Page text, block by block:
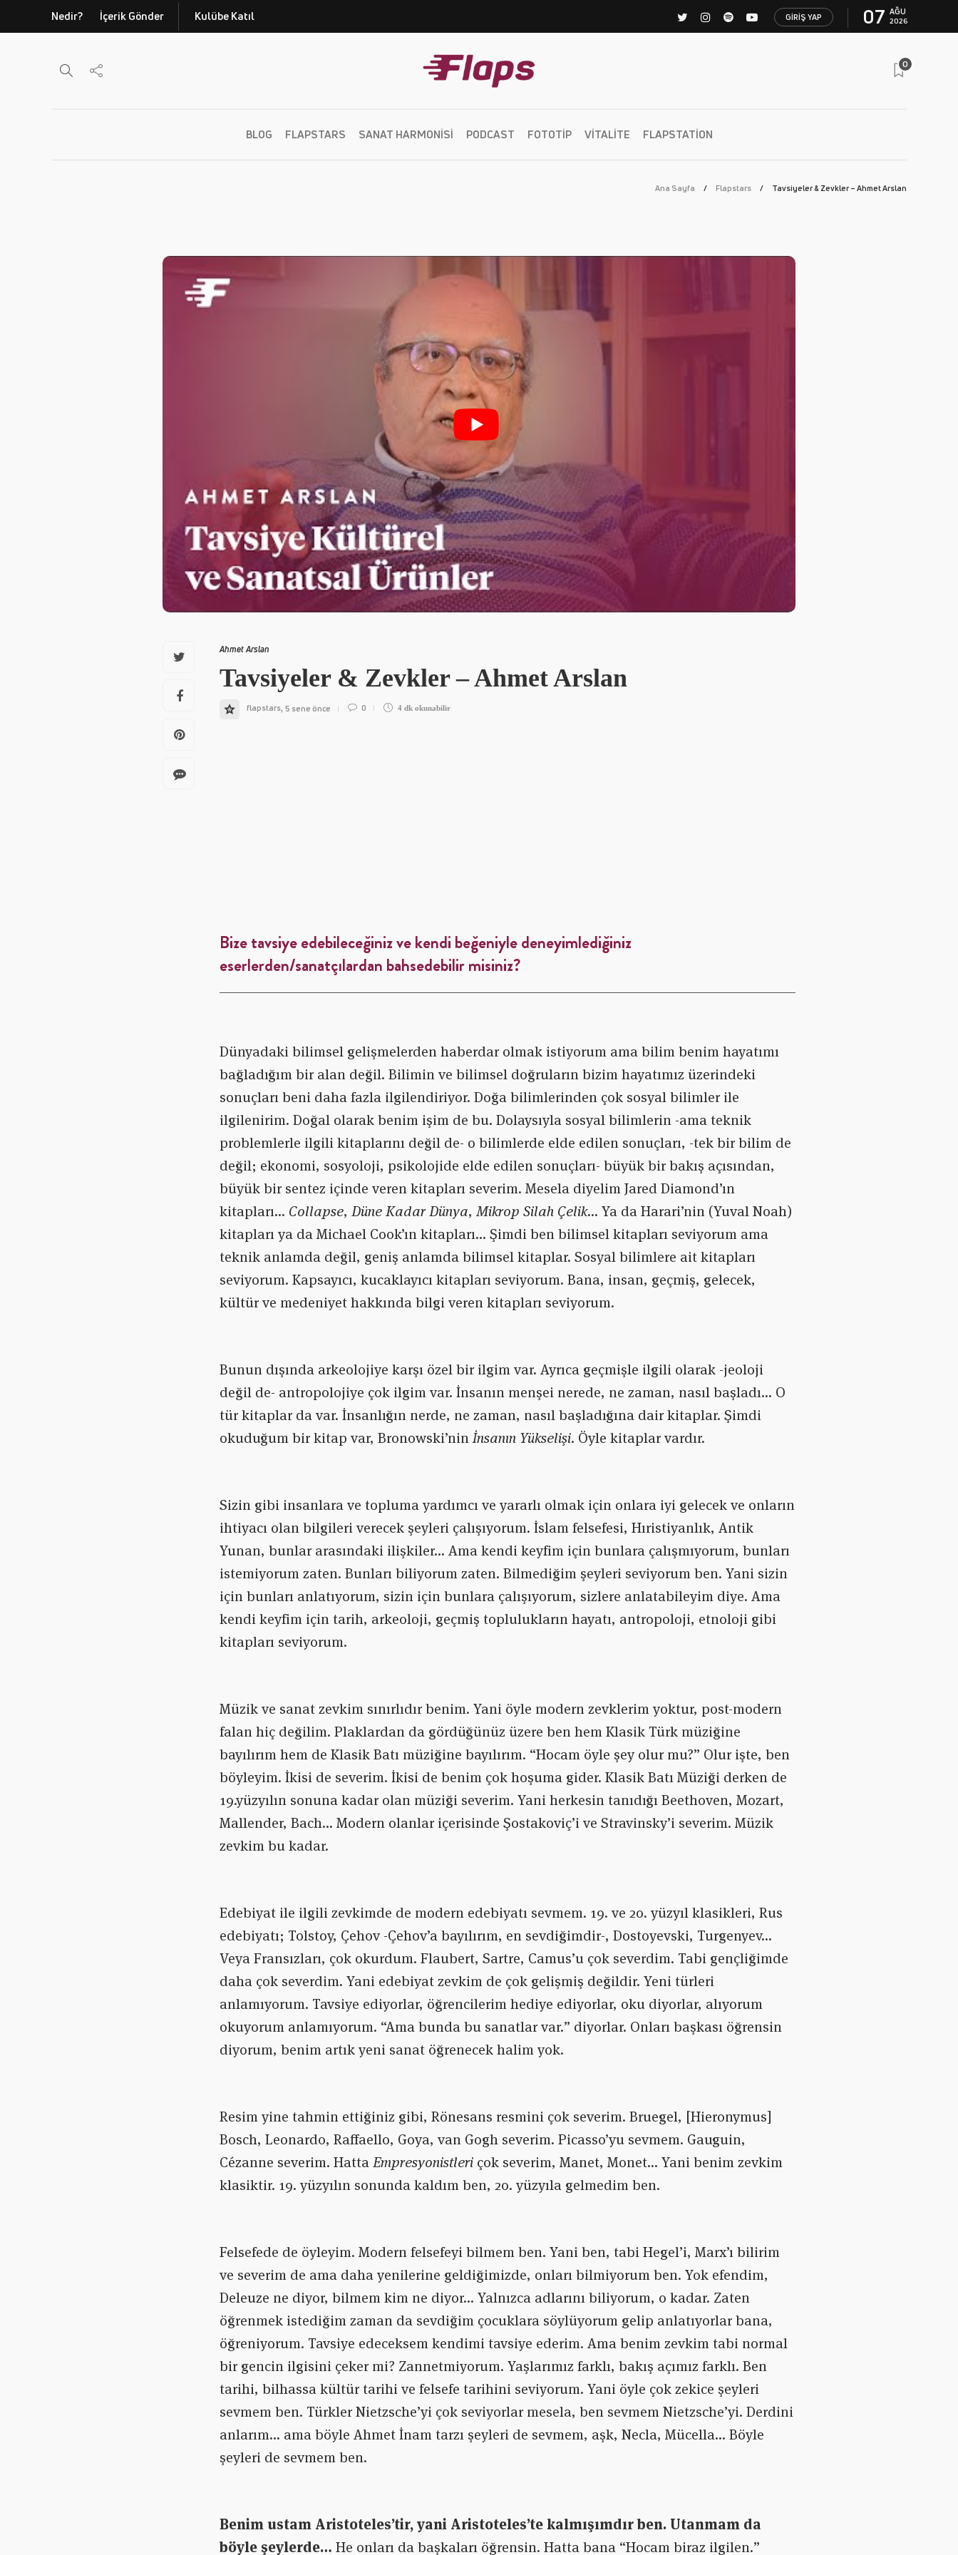
Nedir? İçerik Gönder Kulübe Katıl GIRIŞ YAP 07 AĞU
2026
0
BLOG FLAPSTARS SANAT HARMONISI PODCAST FOTOTIP VITALITE FLAPSTATION
Ana Sayfa Flapstars Tavsiyeler & Zevkler – Ahmet Arslan
Ahmet Arslan
Tavsiyeler & Zevkler – Ahmet Arslan
flapstars 5 sene önce 0 4 dk okunabilir
Bize tavsiye edebileceğiniz ve kendi beğeniyle deneyimlediğiniz
eserlerden/sanatçılardan bahsedebilir misiniz?
Dünyadaki bilimsel gelişmelerden haberdar olmak istiyorum ama bilim benim hayatımı
bağladığım bir alan değil. Bilimin ve bilimsel doğruların bizim hayatımız üzerindeki
sonuçları beni daha fazla ilgilendiriyor. Doğa bilimlerinden çok sosyal bilimler ile
ilgilenirim. Doğal olarak benim işim de bu. Dolaysıyla sosyal bilimlerin -ama teknik
problemlerle ilgili kitaplarını değil de- o bilimlerde elde edilen sonuçları, -tek bir bilim de
değil; ekonomi, sosyoloji, psikolojide elde edilen sonuçları- büyük bir bakış açısından,
büyük bir sentez içinde veren kitapları severim. Mesela diyelim Jared Diamond’ın
kitapları… Collapse, Düne Kadar Dünya, Mikrop Silah Çelik… Ya da Harari’nin (Yuval Noah)
kitapları ya da Michael Cook’ın kitapları… Şimdi ben bilimsel kitapları seviyorum ama
teknik anlamda değil, geniş anlamda bilimsel kitaplar. Sosyal bilimlere ait kitapları
seviyorum. Kapsayıcı, kucaklayıcı kitapları seviyorum. Bana, insan, geçmiş, gelecek,
kültür ve medeniyet hakkında bilgi veren kitapları seviyorum.
Bunun dışında arkeolojiye karşı özel bir ilgim var. Ayrıca geçmişle ilgili olarak -jeoloji
değil de- antropolojiye çok ilgim var. İnsanın menşei nerede, ne zaman, nasıl başladı… O
tür kitaplar da var. İnsanlığın nerde, ne zaman, nasıl başladığına dair kitaplar. Şimdi
okuduğum bir kitap var, Bronowski’ninİnsanın Yükselişi. Öyle kitaplar vardır.
Sizin gibi insanlara ve topluma yardımcı ve yararlı olmak için onlara iyi gelecek ve onların
ihtiyacı olan bilgileri verecek şeyleri çalışıyorum. İslam felsefesi, Hıristiyanlık, Antik
Yunan, bunlar arasındaki ilişkiler… Ama kendi keyfim için bunlara çalışmıyorum, bunları
istemiyorum zaten. Bunları biliyorum zaten. Bilmediğim şeyleri seviyorum ben. Yani sizin
için bunları anlatıyorum, sizin için bunlara çalışıyorum, sizlere anlatabileyim diye. Ama
kendi keyfim için tarih, arkeoloji, geçmiş toplulukların hayatı, antropoloji, etnoloji gibi
kitapları seviyorum.
Müzik ve sanat zevkim sınırlıdır benim. Yani öyle modern zevklerim yoktur, post-modern
falan hiç değilim. Plaklardan da gördüğünüz üzere ben hem Klasik Türk müziğine
bayılırım hem de Klasik Batı müziğine bayılırım. “Hocam öyle şey olur mu?” Olur işte, ben
böyleyim. İkisi de severim. İkisi de benim çok hoşuma gider. Klasik Batı Müziği derken de
19.yüzyılın sonuna kadar olan müziği severim. Yani herkesin tanıdığı Beethoven, Mozart,
Mallender, Bach… Modern olanlar içerisinde Şostakoviç’i ve Stravinsky’i severim. Müzik
zevkim bu kadar.
Edebiyat ile ilgili zevkimde de modern edebiyatı sevmem. 19. ve 20. yüzyıl klasikleri, Rus
edebiyatı; Tolstoy, Çehov -Çehov’a bayılırım, en sevdiğimdir-, Dostoyevski, Turgenyev…
Veya Fransızları, çok okurdum. Flaubert, Sartre, Camus’u çok severdim. Tabi gençliğimde
daha çok severdim. Yani edebiyat zevkim de çok gelişmiş değildir. Yeni türleri
anlamıyorum. Tavsiye ediyorlar, öğrencilerim hediye ediyorlar, oku diyorlar, alıyorum
okuyorum anlamıyorum. “Ama bunda bu sanatlar var.” diyorlar. Onları başkası öğrensin
diyorum, benim artık yeni sanat öğrenecek halim yok.
Resim yine tahmin ettiğiniz gibi, Rönesans resmini çok severim. Bruegel, [Hieronymus]
Bosch, Leonardo, Raffaello, Goya, van Gogh severim. Picasso’yu sevmem. Gauguin,
Cézanne severim. HattaEmpresyonistleri çok severim, Manet, Monet… Yani benim zevkim
klasiktir. 19. yüzyılın sonunda kaldım ben, 20. yüzyıla gelmedim ben.
Felsefede de öyleyim. Modern felsefeyi bilmem ben. Yani ben, tabi Hegel’i, Marx’ı bilirim
ve severim de ama daha yenilerine geldiğimizde, onları bilmiyorum ben. Yok efendim,
Deleuze ne diyor, bilmem kim ne diyor… Yalnızca adlarını biliyorum, o kadar. Zaten
öğrenmek istediğim zaman da sevdiğim çocuklara söylüyorum gelip anlatıyorlar bana,
öğreniyorum. Tavsiye edeceksem kendimi tavsiye ederim. Ama benim zevkim tabi normal
bir gencin ilgisini çeker mi? Zannetmiyorum. Yaşlarımız farklı, bakış açımız farklı. Ben
tarihi, bilhassa kültür tarihi ve felsefe tarihini seviyorum. Yani öyle çok zekice şeyleri
sevmem ben. Türkler Nietzsche’yi çok seviyorlar mesela, ben sevmem Nietzsche’yi. Derdini
anlarım… ama böyle Ahmet İnam tarzı şeyleri de sevmem, aşk, Necla, Mücella… Böyle
şeyleri de sevmem ben.
Benim ustam Aristoteles’tir, yani Aristoteles’te kalmışımdır ben. Utanmam da
böyle şeylerde… He onları da başkaları öğrensin. Hatta bana “Hocam biraz ilgilen.”